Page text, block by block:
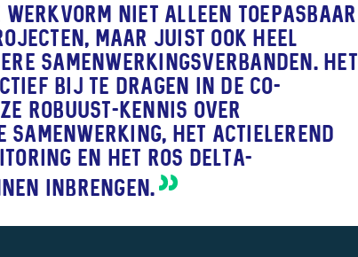
werkvorm niet alleen toepasbaar
maar juist ook heel
samenwerkingsverbanden. Het
bij te dragen in de co-
Robuust-kennis over
samenwerking, het actielerend
en het ROS Delta-
inbrengen.